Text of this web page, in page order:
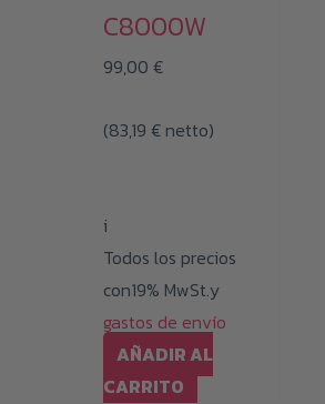
C8000W
99,00 €
(83,19 € netto)
i
Todos los precios
con19% MwSt.y
gastos de envío
AÑADIR AL
CARRITO